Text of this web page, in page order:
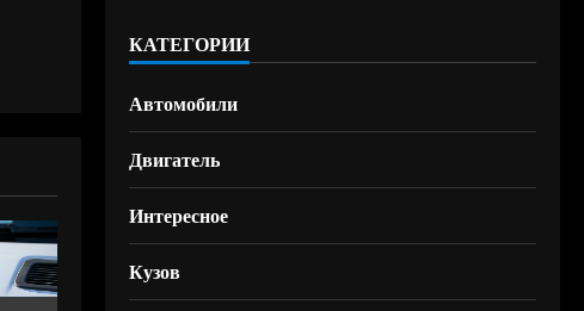
КАТЕГОРИИ
Автомобили
Двигатель
Интересное
Кузов